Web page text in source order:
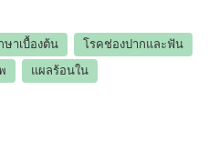
ษาเบื้องต้น
โรคช่องปากและฟัน
แผลร้อนใน